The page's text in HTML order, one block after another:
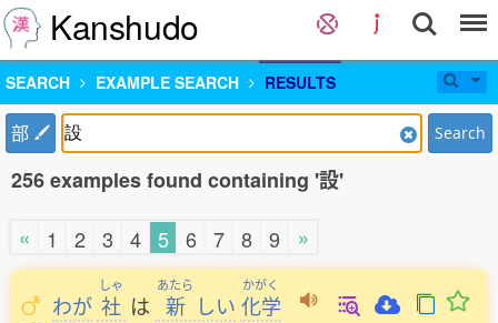
Kanshudo
SEARCH EXAMPLE SEARCH RESULTS
部 Search
256 examples found containing '設'
« 1 2 3 4 5 6 7 8 9 »
わが
しゃ
社 は
あたら
新 しい
かがく
化学